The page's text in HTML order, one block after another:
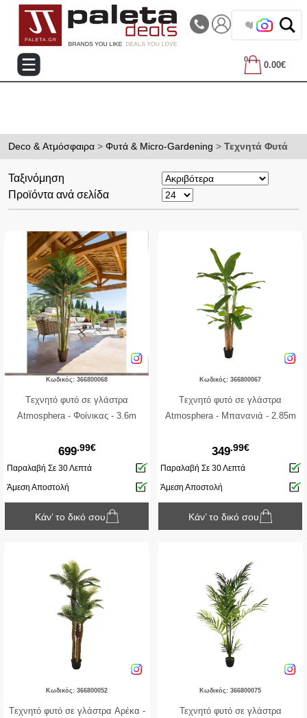
Τηλεφωνικές Παραγγελίες: 2105714144 |||
❤️ Βρες τα
0
0.00€
Deco & Ατμόσφαιρα > Φυτά & Micro-Gardening > Τεχνητά Φυτά
Ταξινόμηση
Προϊόντα ανά σελίδα
Κωδικός: 366800068
Tεχνητό φυτό σε γλάστρα
Atmosphera - Φοίνικας - 3.6m
699.99€
Παραλαβή Σε 30 Λεπτά
Άμεση Αποστολή
Κάν’ το δικό σου
Κωδικός: 366800067
Tεχνητό φυτό σε γλάστρα
Atmosphera - Μπανανιά - 2.85m
349.99€
Παραλαβή Σε 30 Λεπτά
Άμεση Αποστολή
Κάν’ το δικό σου
Κωδικός: 366800052
Tεχνητό φυτό σε γλάστρα Aρέκα -
Κωδικός: 366800075
Τεχνητό φυτό σε γλάστρα